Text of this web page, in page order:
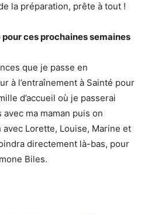
la préparation, prête à tout !
ces prochaines semaines
que je passe en
à l’entraînement à Sainté pour
d’accueil où je passerai
ma maman puis on
Lorette, Louise, Marine et
directement là-bas, pour
Biles.